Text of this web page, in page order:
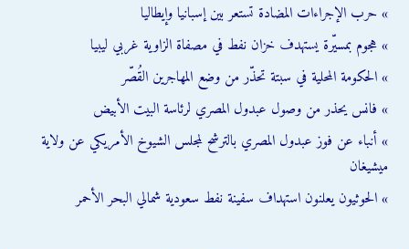
» حرب الإجراءات المضادة تستعر بين إسبانيا وإيطاليا
» هجوم بمسيّرة يستهدف خزان نفط في مصفاة الزاوية غربي ليبيا
» الحكومة المحلية في سبتة تحذّر من وضع المهاجرين القُصّر
» فانس يحذر من وصول عبدول المصري لرئاسة البيت الأبيض
» أنباء عن فوز عبدول المصري بالترشح لمجلس الشيوخ الأمريكي عن ولاية
ميشيغان
» الحوثيون يعلنون استهداف سفينة نفط سعودية شمالي البحر الأحمر